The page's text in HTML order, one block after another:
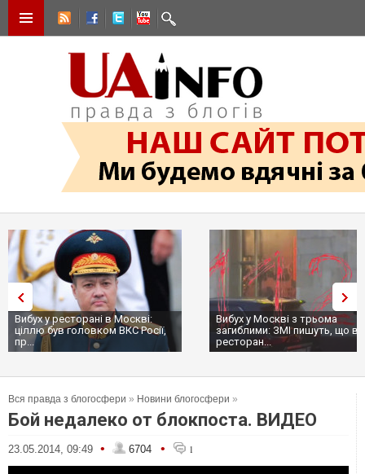
Вибух у ресторані в Москві:
ціллю був головком ВКС Росії,
пр...
Вибух у Москві з трьома
загиблими: ЗМІ пишуть, що в
ресторан...
Вся правда з блогосфери » Новини блогосфери »
Бой недалеко от блокпоста. ВИДЕО
23.05.2014, 09:49 • 6704 • 1